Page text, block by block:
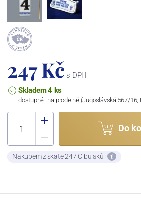
247 Kč s DPH
Skladem 4 ks
dostupné i na prodejně (Jugoslávská 567/16,
Do
Nákupem získáte 247 Cibuláků